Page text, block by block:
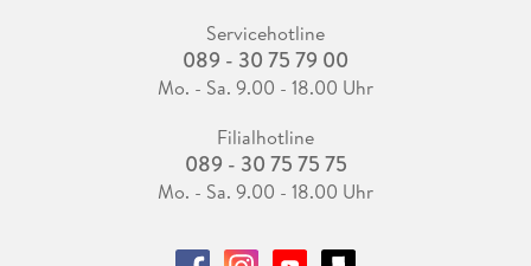
Servicehotline
089 - 30 75 79 00
Mo. - Sa. 9.00 - 18.00 Uhr
Filialhotline
089 - 30 75 75 75
Mo. - Sa. 9.00 - 18.00 Uhr